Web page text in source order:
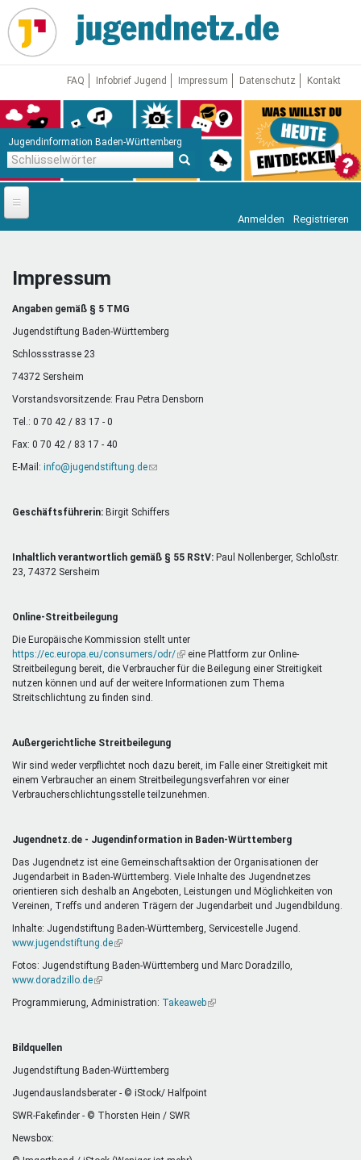
Direkt
zum
Inhalt
FAQ Infobrief Jugend Impressum Datenschutz Kontakt
Jugendinformation Baden-Württemberg
Startseite
Jugendnetz
Freizeit & Reisen
Mentoren & Projekte
Schule & Beruf
Vor Ort
Anmelden Registrieren
Impressum
Angaben gemäß § 5 TMG
Jugendstiftung Baden-Württemberg
Schlossstrasse 23
74372 Sersheim
Vorstandsvorsitzende: Frau Petra Densborn
Tel.: 0 70 42 / 83 17 - 0
Fax: 0 70 42 / 83 17 - 40
E-Mail: info@jugendstiftung.de(Link
Mail)
Geschäftsführerin: Birgit Schiffers
Inhaltlich verantwortlich gemäß § 55 RStV: Paul Nollenberger, Schloßstr.
23, 74372 Sersheim
Online-Streitbeilegung
Die Europäische Kommission stellt unter
https://ec.europa.eu/consumers/odr/(Link
ist
extern)
eine Plattform zur Online-
Streitbeilegung bereit, die Verbraucher für die Beilegung einer Streitigkeit
nutzen können und auf der weitere Informationen zum Thema
Streitschlichtung zu finden sind.
Außergerichtliche Streitbeilegung
Wir sind weder verpflichtet noch dazu bereit, im Falle einer Streitigkeit mit
einem Verbraucher an einem Streitbeilegungsverfahren vor einer
Verbraucherschlichtungsstelle teilzunehmen.
Jugendnetz.de - Jugendinformation in Baden-Württemberg
Das Jugendnetz ist eine Gemeinschaftsaktion der Organisationen der
Jugendarbeit in Baden-Württemberg. Viele Inhalte des Jugendnetzes
orientieren sich deshalb an Angeboten, Leistungen und Möglichkeiten von
Vereinen, Treffs und anderen Trägern der Jugendarbeit und Jugendbildung.
Inhalte: Jugendstiftung Baden-Württemberg, Servicestelle Jugend.
www.jugendstiftung.de(Link
extern)
Fotos: Jugendstiftung Baden-Württemberg und Marc Doradzillo,
www.doradzillo.de(Link
extern)
Programmierung, Administration: Takeaweb(Link
Bildquellen
Jugendstiftung Baden-Württemberg
Jugendauslandsberater - © iStock/ Halfpoint
SWR-Fakefinder - © Thorsten Hein / SWR
Newsbox: